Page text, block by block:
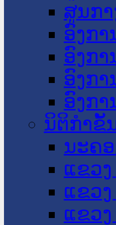
ສູນກ
ອົງກ
ອົງກ
ອົງກ
ອົງກ
ນິຕິກໍາຂັ້
ນະ​ຄ
ແຂວ
ແຂວ
ແຂວງ